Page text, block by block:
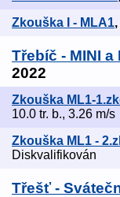
Zkouška I - MLA1,
Třebíč - MINI
2022
Zkouška ML1-
10.0 tr. b., 3.26 m/s
Zkouška ML1 -
Diskvalifikován
Třešť -